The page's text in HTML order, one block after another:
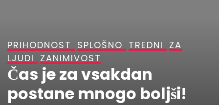
PRIHODNOST SPLOŠNO TREDNI
ZA
LJUDI
ZANIMIVOST
Čas je za vsakdan
postane mnogo boljši!